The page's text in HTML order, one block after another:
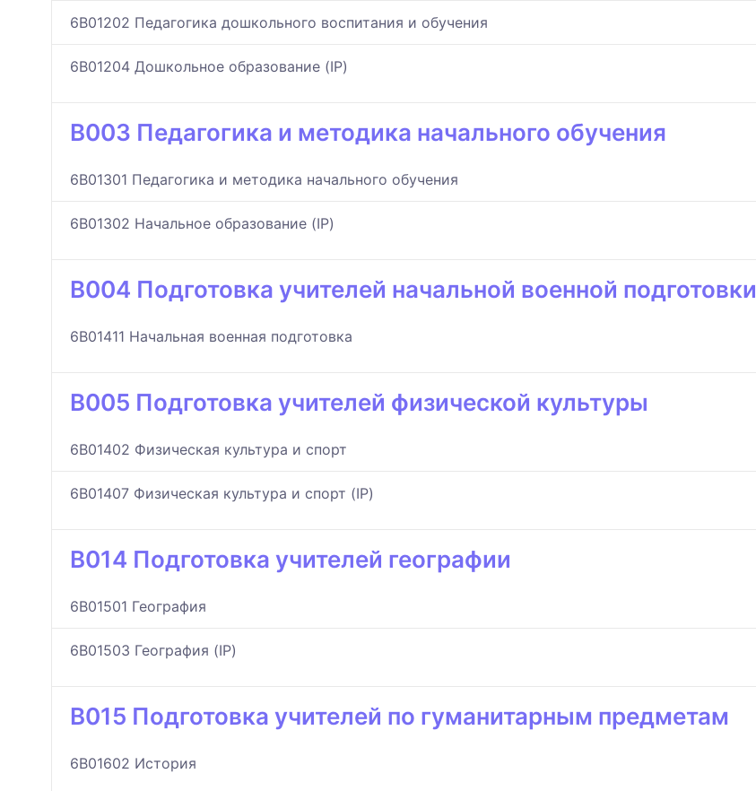
6B01202 Педагогика дошкольного воспитания и обучения
6B01204 Дошкольное образование (IP)
B003 Педагогика и методика начального обучения
6B01301 Педагогика и методика начального обучения
6B01302 Начальное образование (IP)
B004 Подготовка учителей начальной военной подготовки
6B01411 Начальная военная подготовка
B005 Подготовка учителей физической культуры
6B01402 Физическая культура и спорт
6B01407 Физическая культура и спорт (IP)
B014 Подготовка учителей географии
6B01501 География
6B01503 География (IP)
B015 Подготовка учителей по гуманитарным предметам
6B01602 История